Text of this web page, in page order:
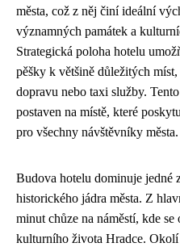
města, což z něj činí ideální
významných památek a
Strategická poloha hotelu
pěšky k většině důležitých
dopravu nebo taxi služby. Tento
postaven na místě, které
pro všechny návštěvníky města.
Budova hotelu dominuje jedné
historického jádra města. Z
minut chůze na náměstí, kde se
kulturního života Hradce. Okolí